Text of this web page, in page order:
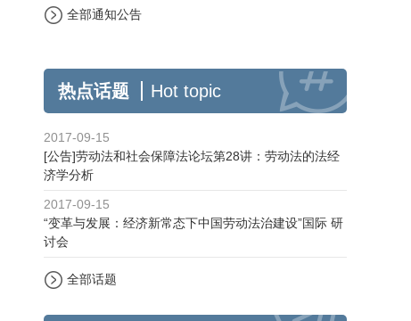
全部通知公告
热点话题 Hot topic
2017-09-15
[公告]劳动法和社会保障法论坛第28讲：劳动法的法经
济学分析
2017-09-15
“变革与发展：经济新常态下中国劳动法治建设”国际 研
讨会
全部话题